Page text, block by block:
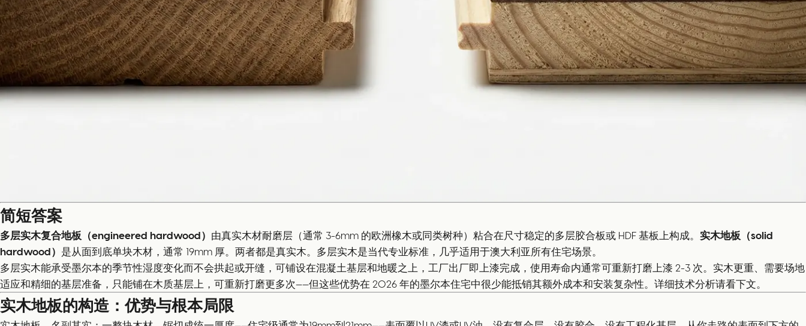
简短答案
多层实木复合地板（engineered hardwood） 由真实木材耐磨层（通常 3-6mm 的欧洲橡木或同类树种）粘合在尺寸稳定的多层胶合板或 HDF 基板上构成。 实木地板（solid
hardwood） 是从面到底单块木材，通常 19mm 厚。两者都是真实木。多层实木是当代专业标准，几乎适用于澳大利亚所有住宅场景。
多层实木能承受墨尔本的季节性湿度变化而不会拱起或开缝，可铺设在混凝土基层和地暖之上，工厂出厂即上漆完成，使用寿命内通常可重新打磨上漆 2-3 次。实木更重、需要场地
适应和精细的基层准备，只能铺在木质基层上，可重新打磨更多次——但这些优势在 2026 年的墨尔本住宅中很少能抵销其额外成本和安装复杂性。详细技术分析请看下文。
实木地板的构造：优势与根本局限